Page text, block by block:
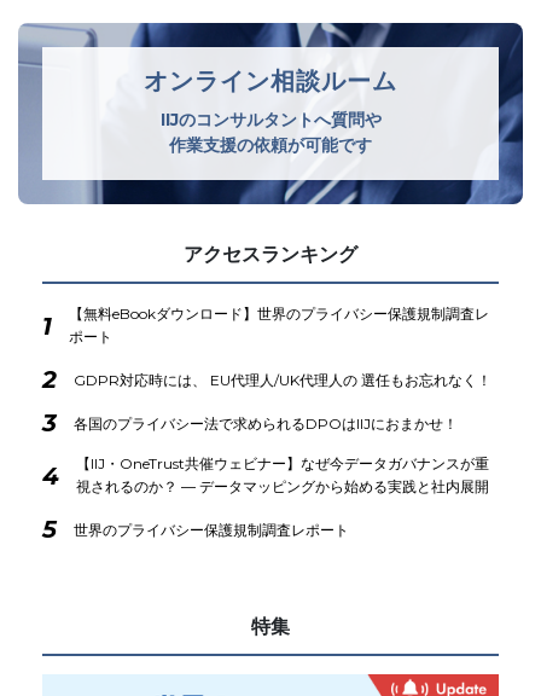
オンライン相談ルーム
IIJのコンサルタントへ質問や
作業支援の依頼が可能です
アクセスランキング
1
【無料eBookダウンロード】世界のプライバシー保護規制調査レ
ポート
2 GDPR対応時には、 EU代理人/UK代理人の 選任もお忘れなく！
3 各国のプライバシー法で求められるDPOはIIJにおまかせ！
4
【IIJ・OneTrust共催ウェビナー】なぜ今データガバナンスが重
視されるのか？ ― データマッピングから始める実践と社内展開
5 世界のプライバシー保護規制調査レポート
特集